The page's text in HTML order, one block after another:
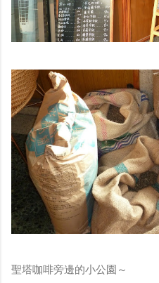
聖塔咖啡旁邊的小公園～